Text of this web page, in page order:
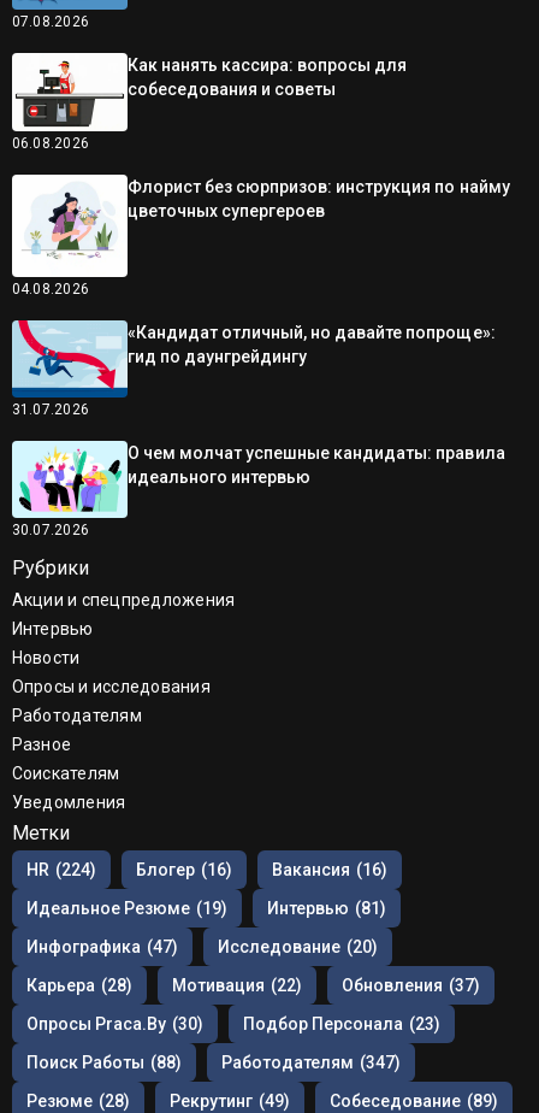
07.08.2026
06.08.2026
Как нанять кассира: вопросы для
собеседования и советы
04.08.2026
Флорист без сюрпризов: инструкция по найму
цветочных супергероев
31.07.2026
«Кандидат отличный, но давайте попроще»:
гид по даунгрейдингу
30.07.2026
О чем молчат успешные кандидаты: правила
идеального интервью
Рубрики
Акции и спецпредложения
Интервью
Новости
Опросы и исследования
Работодателям
Разное
Соискателям
Уведомления
Метки
HR (224) Блогер (16) Вакансия (16)
Идеальное Резюме (19) Интервью (81)
Инфографика (47) Исследование (20)
Карьера (28) Мотивация (22) Обновления (37)
Опросы Praca.by (30) Подбор Персонала (23)
Поиск Работы (88) Работодателям (347)
Резюме (28) Рекрутинг (49) Собеседование (89)